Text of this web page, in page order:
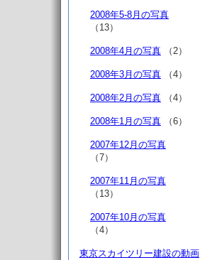
2008年5-8月の写真
（13）
2008年4月の写真 （2）
2008年3月の写真 （4）
2008年2月の写真 （4）
2008年1月の写真 （6）
2007年12月の写真
（7）
2007年11月の写真
（13）
2007年10月の写真
（4）
東京スカイツリー建設の動画